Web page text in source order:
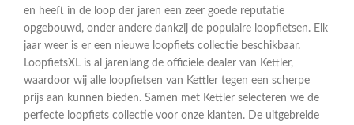
en heeft in de loop der jaren een zeer goede reputatie
opgebouwd, onder andere dankzij de populaire loopfietsen. Elk
jaar weer is er een nieuwe loopfiets collectie beschikbaar.
LoopfietsXL is al jarenlang de officiele dealer van Kettler,
waardoor wij alle loopfietsen van Kettler tegen een scherpe
prijs aan kunnen bieden. Samen met Kettler selecteren we de
perfecte loopfiets collectie voor onze klanten. De uitgebreide